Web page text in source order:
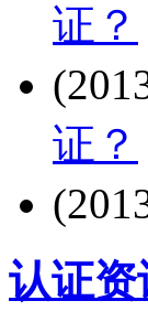
证？
证？
认证资